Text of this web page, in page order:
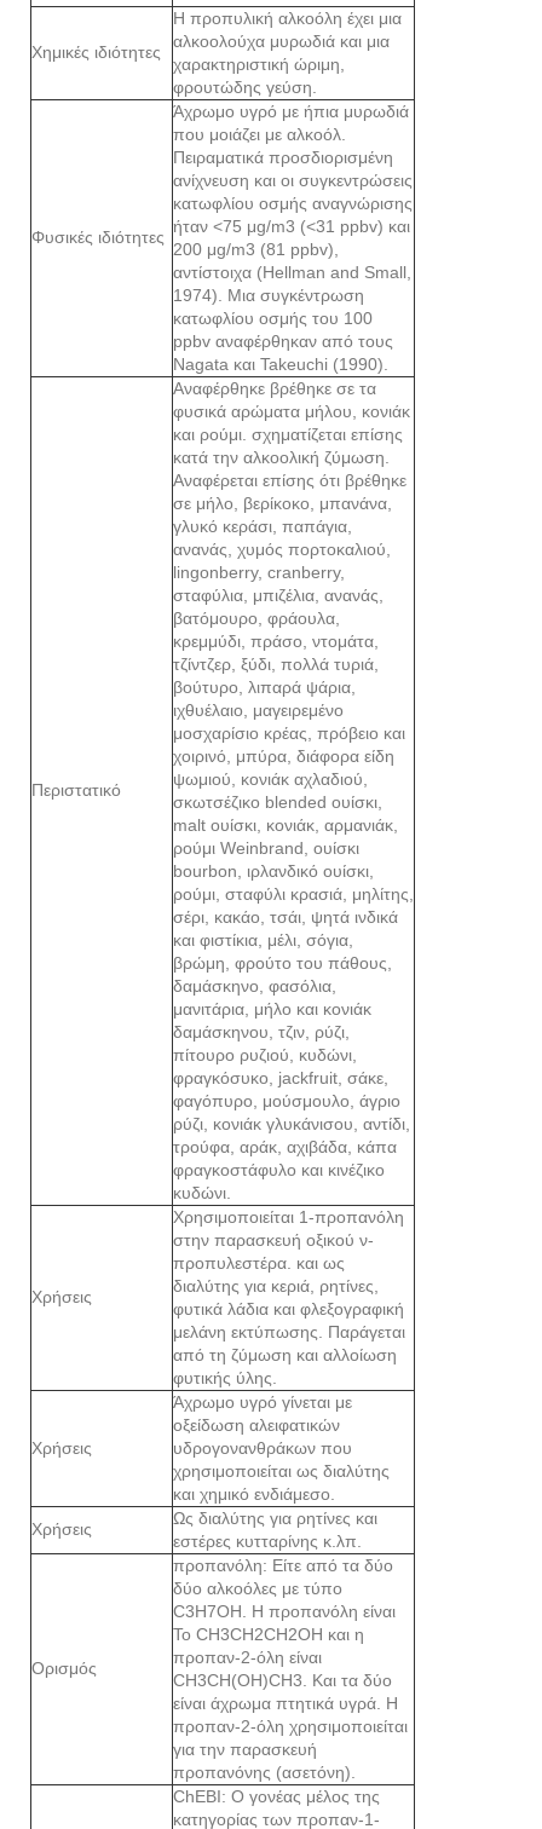
Χημικές ιδιότητες
Η προπυλική αλκοόλη έχει μια
αλκοολούχα μυρωδιά και μια
χαρακτηριστική ώριμη,
φρουτώδης γεύση.
Φυσικές ιδιότητες
Άχρωμο υγρό με ήπια μυρωδιά
που μοιάζει με αλκοόλ.
Πειραματικά προσδιορισμένη
ανίχνευση και οι συγκεντρώσεις
κατωφλίου οσμής αναγνώρισης
ήταν <75 μg/m3 (<31 ppbv) και
200 μg/m3 (81 ppbv),
αντίστοιχα (Hellman and Small,
1974). Μια συγκέντρωση
κατωφλίου οσμής του 100
ppbv αναφέρθηκαν από τους
Nagata και Takeuchi (1990).
Περιστατικό
Αναφέρθηκε βρέθηκε σε τα
φυσικά αρώματα μήλου, κονιάκ
και ρούμι. σχηματίζεται επίσης
κατά την αλκοολική ζύμωση.
Αναφέρεται επίσης ότι βρέθηκε
σε μήλο, βερίκοκο, μπανάνα,
γλυκό κεράσι, παπάγια,
ανανάς, χυμός πορτοκαλιού,
lingonberry, cranberry,
σταφύλια, μπιζέλια, ανανάς,
βατόμουρο, φράουλα,
κρεμμύδι, πράσο, ντομάτα,
τζίντζερ, ξύδι, πολλά τυριά,
βούτυρο, λιπαρά ψάρια,
ιχθυέλαιο, μαγειρεμένο
μοσχαρίσιο κρέας, πρόβειο και
χοιρινό, μπύρα, διάφορα είδη
ψωμιού, κονιάκ αχλαδιού,
σκωτσέζικο blended ουίσκι,
malt ουίσκι, κονιάκ, αρμανιάκ,
ρούμι Weinbrand, ουίσκι
bourbon, ιρλανδικό ουίσκι,
ρούμι, σταφύλι κρασιά, μηλίτης,
σέρι, κακάο, τσάι, ψητά ινδικά
και φιστίκια, μέλι, σόγια,
βρώμη, φρούτο του πάθους,
δαμάσκηνο, φασόλια,
μανιτάρια, μήλο και κονιάκ
δαμάσκηνου, τζιν, ρύζι,
πίτουρο ρυζιού, κυδώνι,
φραγκόσυκο, jackfruit, σάκε,
φαγόπυρο, μούσμουλο, άγριο
ρύζι, κονιάκ γλυκάνισου, αντίδι,
τρούφα, αράκ, αχιβάδα, κάπα
φραγκοστάφυλο και κινέζικο
κυδώνι.
Χρήσεις
Χρησιμοποιείται 1-προπανόλη
στην παρασκευή οξικού ν-
προπυλεστέρα. και ως
διαλύτης για κεριά, ρητίνες,
φυτικά λάδια και φλεξογραφική
μελάνη εκτύπωσης. Παράγεται
από τη ζύμωση και αλλοίωση
φυτικής ύλης.
Χρήσεις
Άχρωμο υγρό γίνεται με
οξείδωση αλειφατικών
υδρογονανθράκων που
χρησιμοποιείται ως διαλύτης
και χημικό ενδιάμεσο.
Χρήσεις
Ως διαλύτης για ρητίνες και
εστέρες κυτταρίνης κ.λπ.
Ορισμός
προπανόλη: Είτε από τα δύο
δύο αλκοόλες με τύπο
C3H7OH. Η προπανόλη είναι
Το CH3CH2CH2OH και η
προπαν-2-όλη είναι
CH3CH(OH)CH3. Και τα δύο
είναι άχρωμα πτητικά υγρά. Η
προπαν-2-όλη χρησιμοποιείται
για την παρασκευή
προπανόνης (ασετόνη).
ChEBI: Ο γονέας μέλος της
κατηγορίας των προπαν-1-